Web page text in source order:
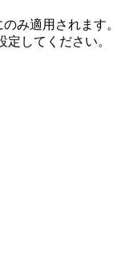
み適用されます。
定してください。